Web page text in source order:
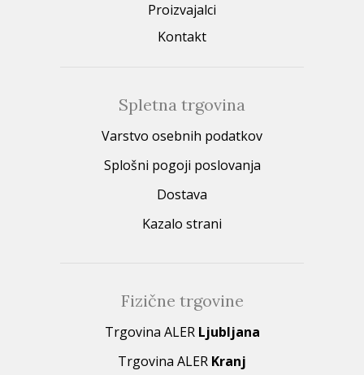
Proizvajalci
Kontakt
Spletna trgovina
Varstvo osebnih podatkov
Splošni pogoji poslovanja
Dostava
Kazalo strani
Fizične trgovine
Trgovina ALER Ljubljana
Trgovina ALER Kranj